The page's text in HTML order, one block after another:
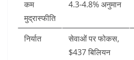
कम
मुद्रास्फीति
4.3-4.8% अनुमान
निर्यात
सेवाओं पर फोकस,
$437 बिलियन